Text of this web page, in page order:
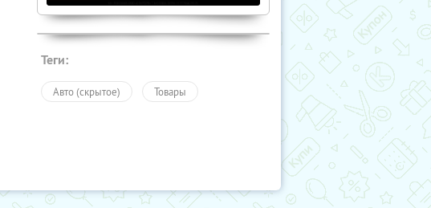
Теги:
Авто (скрытое) Товары